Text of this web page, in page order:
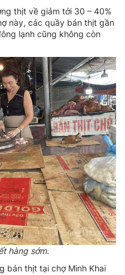
thịt về giảm tới 30 – 40%
này, các quầy bán thịt gần
lạnh cũng không còn
hàng sớm.
bán thịt tại chợ Minh Khai